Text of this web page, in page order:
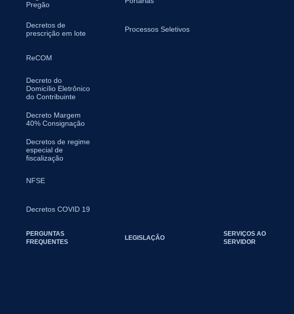
Pregão
Decretos de
prescrição em lote
ReCOM
Decreto do
Domicílio Eletrônico
do Contribuinte
Decreto Margem
40% Consignação
Decretos de regime
especial de
fiscalização
NFSE
Decretos COVID 19
Processos Seletivos
PERGUNTAS
FREQUENTES
LEGISLAÇÃO
SERVIÇOS AO
SERVIDOR